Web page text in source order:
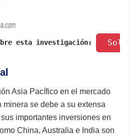
esta investigación:
Asia Pacífico en el mercado
se debe a su extensa
importantes inversiones en
China, Australia e India son